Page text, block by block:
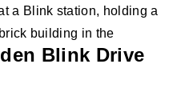
Blink Drive